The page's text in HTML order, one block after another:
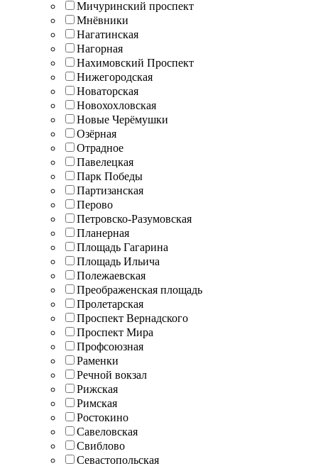
Мичуринский проспект
Мнёвники
Нагатинская
Нагорная
Нахимовский Проспект
Нижегородская
Новаторская
Новохохловская
Новые Черёмушки
Озёрная
Отрадное
Павелецкая
Парк Победы
Партизанская
Перово
Петровско-Разумовская
Планерная
Площадь Гагарина
Площадь Ильича
Полежаевская
Преображенская площадь
Пролетарская
Проспект Вернадского
Проспект Мира
Профсоюзная
Раменки
Речной вокзал
Рижская
Римская
Ростокино
Савеловская
Свиблово
Севастопольская